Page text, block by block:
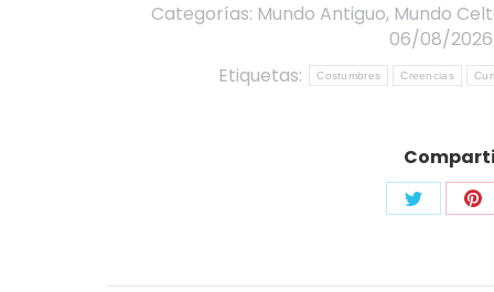
Categorías: Mundo Antiguo, Mundo
06/08/2026
Etiquetas:
Costumbres Creencias
Share
Twitter